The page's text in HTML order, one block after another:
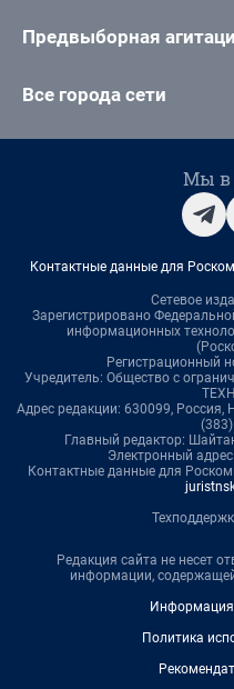
Предвыборная
Все города сети
Мы в
Контактные данные для
Сетевое
Зарегистрировано
информационных
Регистрационный
Учредитель: Общество с
Адрес редакции: 630099, Россия,
Главный редактор:
Электронный
Контактные данные для
Редакция сайта не несет
информации,
Информация
Политика